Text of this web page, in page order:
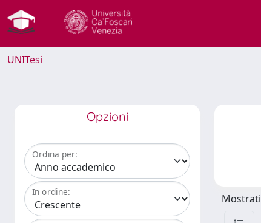
UNITesi
Opzioni
Ordina per:
In ordine: